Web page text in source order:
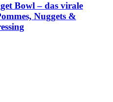
Bowl – das virale
Nuggets &